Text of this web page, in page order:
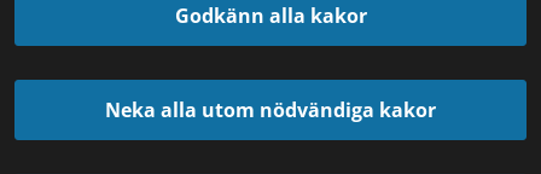
Godkänn alla kakor
Neka alla utom nödvändiga kakor